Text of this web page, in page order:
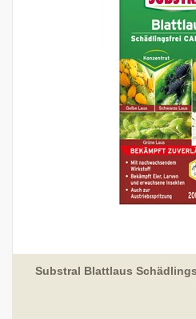
Substral Blattlaus